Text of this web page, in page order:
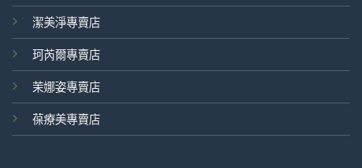
潔美淨專賣店
珂芮爾專賣店
茉娜姿專賣店
葆療美專賣店